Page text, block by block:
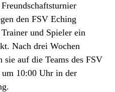
den FSV Eching
und Spieler ein
Nach drei Wochen
sie auf die Teams des FSV
10:00 Uhr in der